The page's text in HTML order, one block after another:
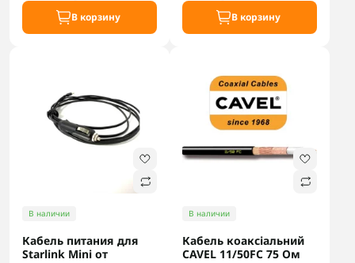
В корзину В корзину
В наличии
Кабель питания для
Starlink Mini от
В наличии
Кабель коаксіальний
CAVEL 11/50FC 75 Ом